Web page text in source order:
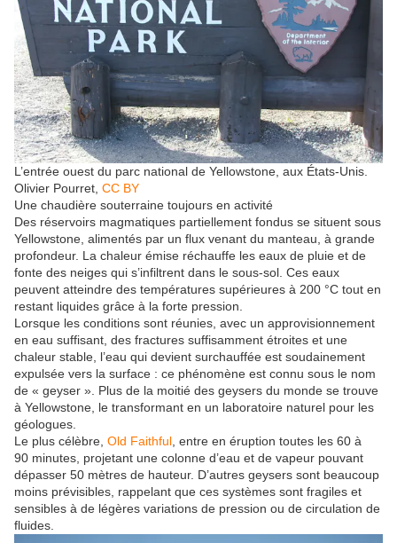
L’entrée ouest du parc national de Yellowstone, aux États-Unis.
Olivier Pourret CC BY
Une chaudière souterraine toujours en activité
Des réservoirs magmatiques partiellement fondus se situent sous
Yellowstone, alimentés par un flux venant du manteau, à grande
profondeur. La chaleur émise réchauffe les eaux de pluie et de
fonte des neiges qui s’infiltrent dans le sous-sol. Ces eaux
peuvent atteindre des températures supérieures à 200 °C tout en
restant liquides grâce à la forte pression.
Lorsque les conditions sont réunies, avec un approvisionnement
en eau suffisant, des fractures suffisamment étroites et une
chaleur stable, l’eau qui devient surchauffée est soudainement
expulsée vers la surface : ce phénomène est connu sous le nom
de « geyser ». Plus de la moitié des geysers du monde se trouve
à Yellowstone, le transformant en un laboratoire naturel pour les
géologues.
Le plus célèbre, Old Faithful , entre en éruption toutes les 60 à
90 minutes, projetant une colonne d’eau et de vapeur pouvant
dépasser 50 mètres de hauteur. D’autres geysers sont beaucoup
moins prévisibles, rappelant que ces systèmes sont fragiles et
sensibles à de légères variations de pression ou de circulation de
fluides.